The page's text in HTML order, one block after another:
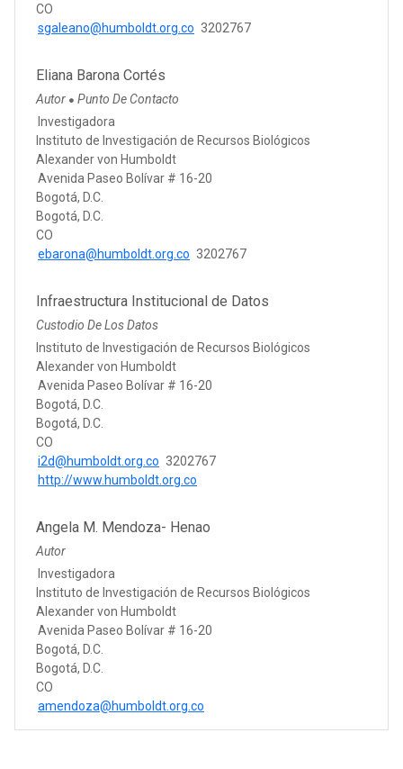
CO
sgaleano@humboldt.org.co 3202767
Eliana Barona Cortés
Autor ● Punto De Contacto
Investigadora
Instituto de Investigación de Recursos Biológicos
Alexander von Humboldt
Avenida Paseo Bolívar # 16-20
Bogotá, D.C.
Bogotá, D.C.
CO
ebarona@humboldt.org.co 3202767
Infraestructura Institucional de Datos
Custodio De Los Datos
Instituto de Investigación de Recursos Biológicos
Alexander von Humboldt
Avenida Paseo Bolívar # 16-20
Bogotá, D.C.
Bogotá, D.C.
CO
i2d@humboldt.org.co 3202767
http://www.humboldt.org.co
Angela M. Mendoza- Henao
Autor
Investigadora
Instituto de Investigación de Recursos Biológicos
Alexander von Humboldt
Avenida Paseo Bolívar # 16-20
Bogotá, D.C.
Bogotá, D.C.
CO
amendoza@humboldt.org.co